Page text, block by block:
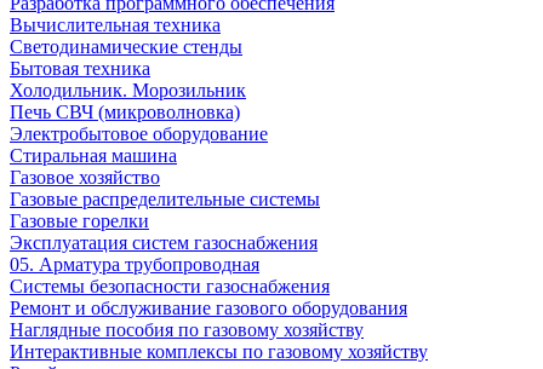
Вычислительная техника
Светодинамические стенды
Бытовая техника
Холодильник. Морозильник
Печь СВЧ (микроволновка)
Электробытовое оборудование
Стиральная машина
Газовое хозяйство
Газовые распределительные системы
Газовые горелки
Эксплуатация систем газоснабжения
05. Арматура трубопроводная
Системы безопасности газоснабжения
Ремонт и обслуживание газового оборудования
Наглядные пособия по газовому хозяйству
Интерактивные комплексы по газовому хозяйству